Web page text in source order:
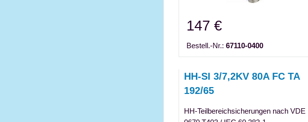
147 €
Bestell.-Nr.: 67110-0400
HH-SI 3/7,2KV 80A FC TA
192/65
HH-Teilbereichsicherungen nach VDE